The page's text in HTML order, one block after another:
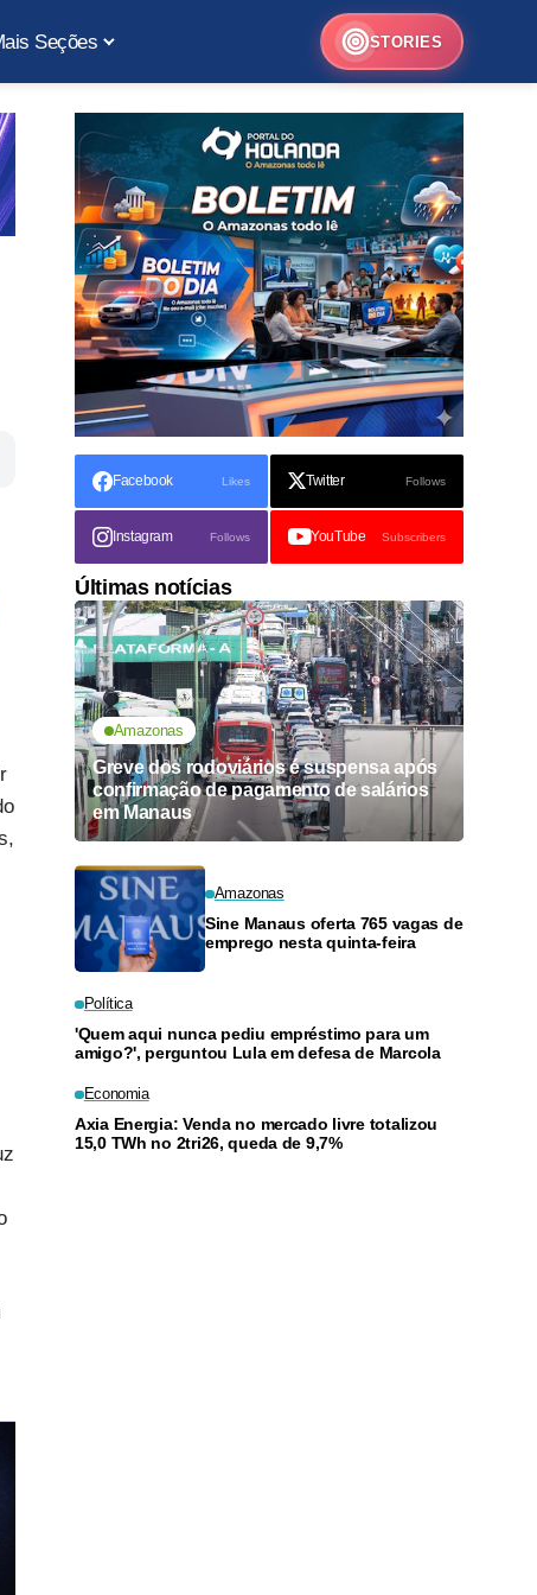
Seções STORIES
Facebook Likes Twitter Follows
Instagram Follows YouTube Subscribers
Últimas notícias
Amazonas
Greve dos rodoviários é suspensa após
confirmação de pagamento de salários
em Manaus
Amazonas
Sine Manaus oferta 765 vagas de
emprego nesta quinta-feira
Política
'Quem aqui nunca pediu empréstimo para um
amigo?', perguntou Lula em defesa de Marcola
Economia
Axia Energia: Venda no mercado livre totalizou
15,0 TWh no 2tri26, queda de 9,7%